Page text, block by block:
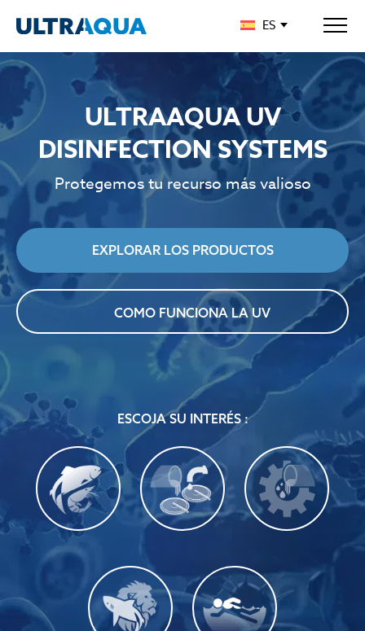
ES
ULTRAAQUA UV
DISINFECTION SYSTEMS
Protegemos tu recurso más valioso
EXPLORAR LOS PRODUCTOS
COMO FUNCIONA LA UV
ESCOJA SU INTERÉS :